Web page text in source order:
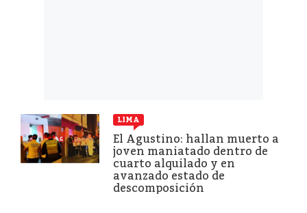
LIMA
El Agustino: hallan muerto a
joven maniatado dentro de
cuarto alquilado y en
avanzado estado de
descomposición